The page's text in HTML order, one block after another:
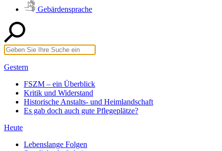
Gebärdensprache
Gestern
FSZM – ein Überblick
Kritik und Widerstand
Historische Anstalts- und Heimlandschaft
Es gab doch auch gute Pflegeplätze?
Heute
Lebenslange Folgen